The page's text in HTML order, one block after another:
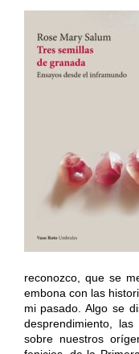
reconozco, que se
embona con las
mi pasado. Algo se
desprendimiento,
sobre nuestros